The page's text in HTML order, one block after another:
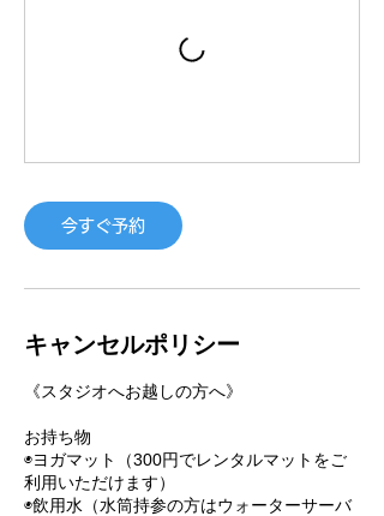
今すぐ予約
キャンセルポリシー
《スタジオへお越しの方へ》
お持ち物
◉ヨガマット（300円でレンタルマットをご
利用いただけます）
◉飲用水（水筒持参の方はウォーターサーバ